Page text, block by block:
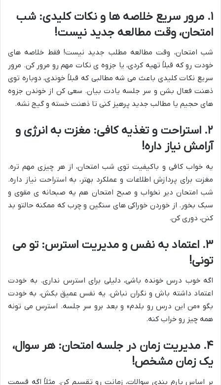
۱. مرور سریع خلاصه ها و نکات کلیدی: شب
امتحان، وقت مطالعه جدید نیست!
شب امتحان، وقت مطالعه مطلب جدید نیست! فقط خلاصه های
خودت رو که قبلاً تهیه کردی، یا جزوه ی نکات مهم رو مرور کن. مرور
سریع نکات کلیدی باعث می شه مطالبی که قبلاً خوندی، دوباره توی
ذهنت فعال بشن و سر جلسه یادت بیان. سعی کن از خوندن جزوه
های حجیم یا مطالب جدید پرهیز کنی تا ذهنت خسته و گیج نشه.
۲. استراحت و تغذیه کافی: مغزت به انرژی و
آرامش نیاز داره!
یه خواب کافی و باکیفیت توی شب امتحان، از هر چیزی مهم تره.
مغزت برای پردازش اطلاعات و عملکرد بهتر، به استراحت نیاز داره.
شب امتحان دیر نخواب و صبح امتحان هم یه صبحانه ی مقوی و
سبک بخور. از خوردن خوراکی های سنگین و چرب که ممکنه حالتو بد
کنن، دوری کن.
۳. اعتماد به نفس و مدیریت استرس: تو می
تونی!
اگه خوب درس خونده باشی، دلیلی برای استرس نداری. به خودت
اعتماد داشته باش و نگران نباش. یه نفس عمیق بکش، به خودت
بگو «من این درس رو بلدم» و بعد برو سر جلسه. استرس می تونه
همه چیز رو خراب کنه.
۴. مدیریت زمان در جلسه امتحان: هر سوال،
یک زمان مشخص!
بر اساس بارم بندی سوالات، زمانت رو تقسیم کن. مثلاً اگه قسمت